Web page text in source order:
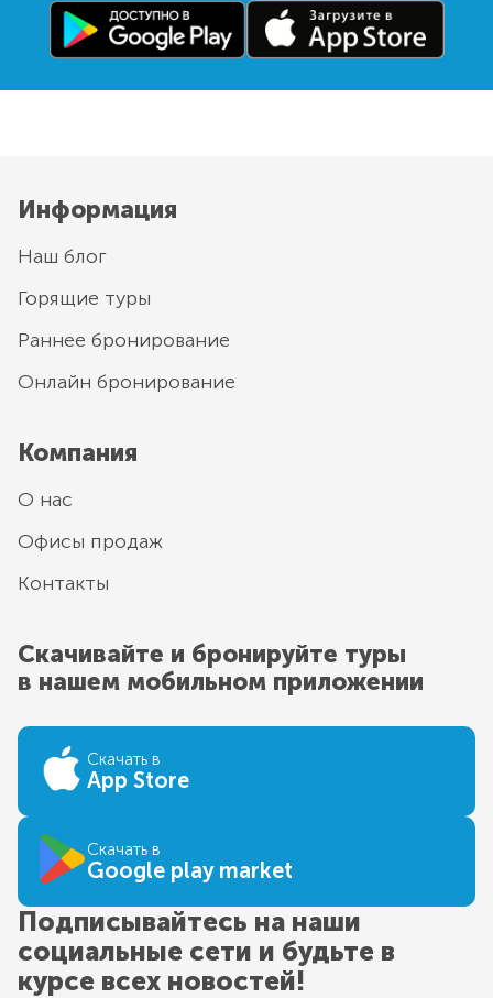
Информация
Наш блог
Горящие туры
Раннее бронирование
Онлайн бронирование
Компания
О нас
Офисы продаж
Контакты
Скачивайте и бронируйте туры
в нашем мобильном приложении
Скачать в
App Store
Скачать в
Google play market
Подписывайтесь на наши
социальные сети и будьте в
курсе всех новостей!